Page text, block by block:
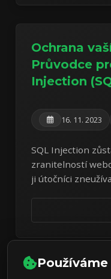
Ochrana
Průvodce
Injection
16. 11. 2023
SQL Injection
zranitelností
ji útočníci